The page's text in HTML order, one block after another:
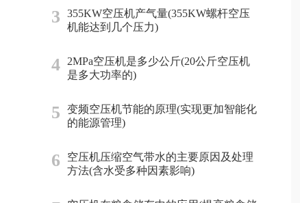
3
355KW空压机产气量(355KW螺杆空压
机能达到几个压力)
4
2MPa空压机是多少公斤(20公斤空压机
是多大功率的)
5
变频空压机节能的原理(实现更加智能化
的能源管理)
6
空压机压缩空气带水的主要原因及处理
方法(含水受多种因素影响)